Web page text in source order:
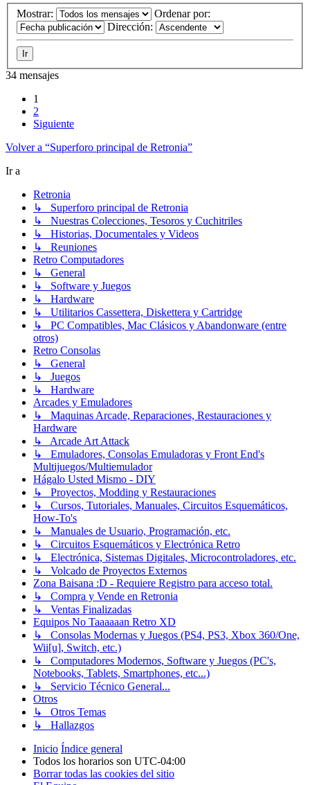
Mostrar:
Ordenar por:
Dirección:
34 mensajes
1
2
Siguiente
Volver a “Superforo principal de Retronia”
Ir a
Retronia
↳ Superforo principal de Retronia
↳ Nuestras Colecciones, Tesoros y Cuchitriles
↳ Historias, Documentales y Videos
↳ Reuniones
Retro Computadores
↳ General
↳ Software y Juegos
↳ Hardware
↳ Utilitarios Cassettera, Diskettera y Cartridge
↳ PC Compatibles, Mac Clásicos y Abandonware (entre
otros)
Retro Consolas
↳ General
↳ Juegos
↳ Hardware
Arcades y Emuladores
↳ Maquinas Arcade, Reparaciones, Restauraciones y
Hardware
↳ Arcade Art Attack
↳ Emuladores, Consolas Emuladoras y Front End's
Multijuegos/Multiemulador
Hágalo Usted Mismo - DIY
↳ Proyectos, Modding y Restauraciones
↳ Cursos, Tutoriales, Manuales, Circuitos Esquemáticos,
How-To's
↳ Manuales de Usuario, Programación, etc.
↳ Circuitos Esquemáticos y Electrónica Retro
↳ Electrónica, Sistemas Digitales, Microcontroladores, etc.
↳ Volcado de Proyectos Externos
Zona Baisana :D - Requiere Registro para acceso total.
↳ Compra y Vende en Retronia
↳ Ventas Finalizadas
Equipos No Taaaaaan Retro XD
↳ Consolas Modernas y Juegos (PS4, PS3, Xbox 360/One,
Wii[u], Switch, etc.)
↳ Computadores Modernos, Software y Juegos (PC's,
Notebooks, Tablets, Smartphones, etc...)
↳ Servicio Técnico General...
Otros
↳ Otros Temas
↳ Hallazgos
Inicio Índice general
Todos los horarios son UTC-04:00
Borrar todas las cookies del sitio